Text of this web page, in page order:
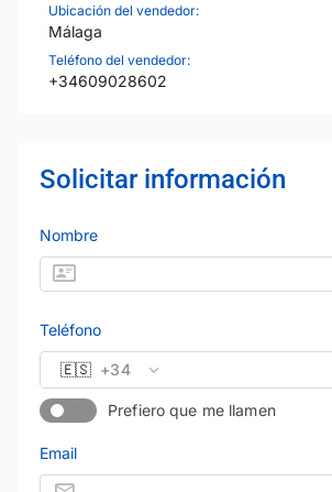
Ubicación del vendedor:
Málaga
Teléfono del vendedor:
+34609028602
Solicitar información
Nombre
Teléfono
🇪🇸 +34
Prefiero que me llamen
Email